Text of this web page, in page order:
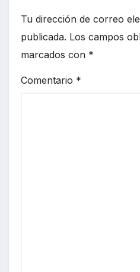
Tu dirección de correo
publicada. Los campos
marcados con *
Comentario *